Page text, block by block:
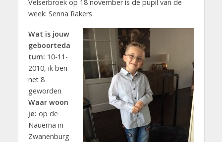
Velserbroek op 18 november is de pupil van de
week: Senna Rakers
Wat is jouw
geboorteda
tum: 10-11-
2010, ik ben
net 8
geworden
Waar woon
je: op de
Nauerna in
Zwanenburg